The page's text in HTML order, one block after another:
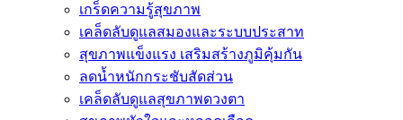
เกร็ดความรู้สุขภาพ
เคล็ดลับดูแลสมองและระบบประสาท
สุขภาพแข็งแรง เสริมสร้างภูมิคุ้มกัน
ลดน้ำหนักกระชับสัดส่วน
เคล็ดลับดูแลสุขภาพดวงตา